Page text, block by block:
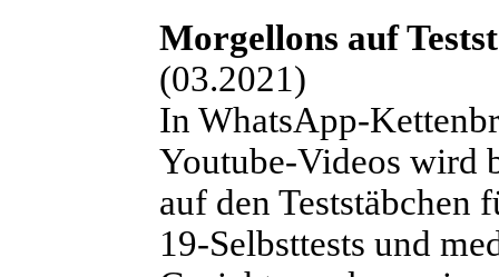
Morgellons auf
(03.2021)
In WhatsApp-
Youtube-Videos wird
auf den Teststäbchen
19-Selbsttests und